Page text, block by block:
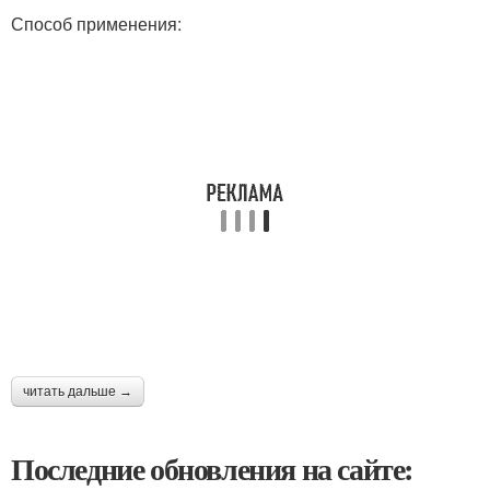
Способ применения:
читать дальше →
Последние обновления на сайте: